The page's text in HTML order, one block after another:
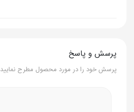
پرسش و پاسخ
پرسش خود را در مورد محصول مطرح نمایید